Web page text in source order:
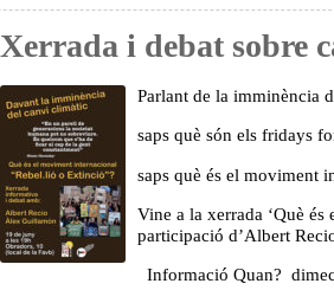
Xerrada i debat sobre
Parlant de la imminència
saps què són els fridays
saps què és el moviment
Vine a la xerrada ‘Què
participació d’Albert
Informació Quan?